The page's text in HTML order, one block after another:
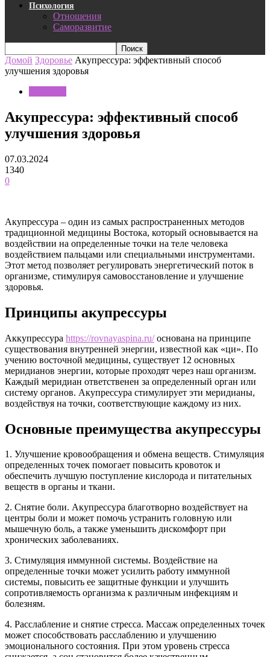
Психология
Отношения
Саморазвитие
Домой Здоровье Акупрессура: эффективный способ
улучшения здоровья
Акупрессура: эффективный способ
улучшения здоровья
07.03.2024
1340
0
Акупрессура – один из самых распространенных методов
традиционной медицины Востока, который основывается на
воздействии на определенные точки на теле человека
воздействием пальцами или специальными инструментами.
Этот метод позволяет регулировать энергетический поток в
организме, стимулируя самовосстановление и улучшение
здоровья.
Принципы акупрессуры
Аккупрессура https://rovnayaspina.ru/основана на принципе
существования внутренней энергии, известной как «ци». По
учению восточной медицины, существует 12 основных
меридианов энергии, которые проходят через наш организм.
Каждый меридиан ответственен за определенный орган или
систему органов. Акупрессура стимулирует эти меридианы,
воздействуя на точки, соответствующие каждому из них.
Основные преимущества акупрессуры
1. Улучшение кровообращения и обмена веществ. Стимуляция
определенных точек помогает повысить кровоток и
обеспечить лучшую поступление кислорода и питательных
веществ в органы и ткани.
2. Снятие боли. Акупрессура благотворно воздействует на
центры боли и может помочь устранить головную или
мышечную боль, а также уменьшить дискомфорт при
хронических заболеваниях.
3. Стимуляция иммунной системы. Воздействие на
определенные точки может усилить работу иммунной
системы, повысить ее защитные функции и улучшить
сопротивляемость организма к различным инфекциям и
болезням.
4. Расслабление и снятие стресса. Массаж определенных точек
может способствовать расслаблению и улучшению
эмоционального состояния. При этом уровень стресса